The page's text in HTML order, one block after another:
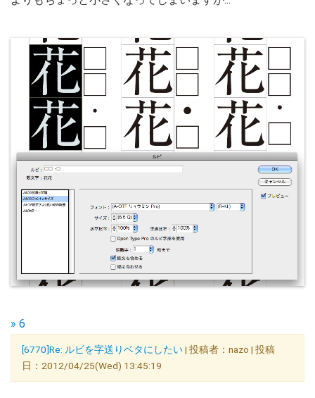
» 6
[6770]Re: ルビを字送りベタにしたい| 投稿者：nazo | 投稿
日：2012/04/25(Wed) 13:45:19